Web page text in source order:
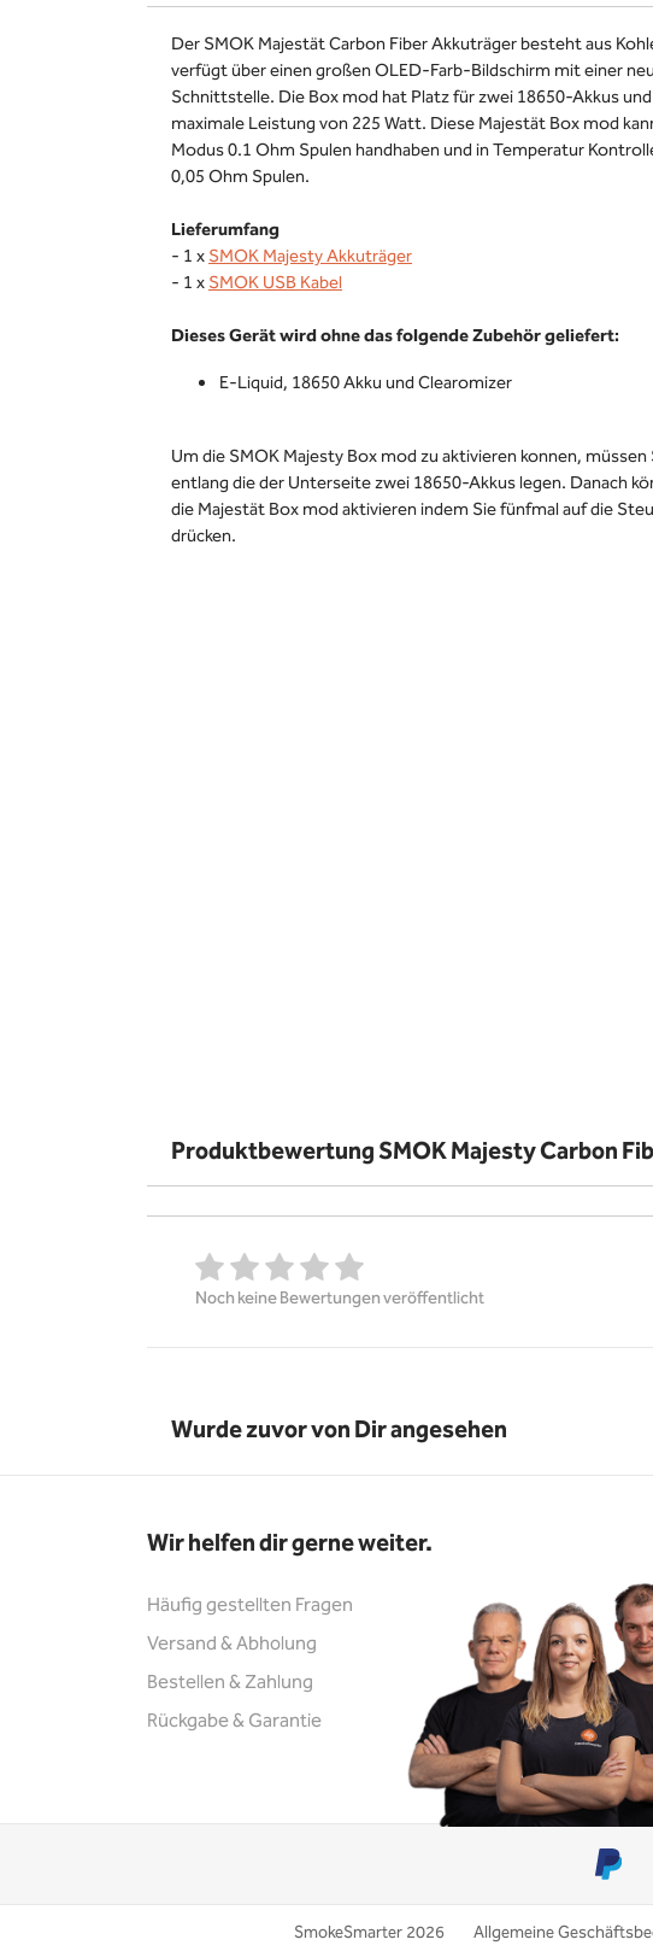
Der SMOK Majestät Carbon Fiber Akkuträger besteht aus
verfügt über einen großen OLED-Farb-Bildschirm mit einer
Schnittstelle. Die Box mod hat Platz für zwei 18650-Akkus
maximale Leistung von 225 Watt. Diese Majestät Box mod
Modus 0.1 Ohm Spulen handhaben und in Temperatur
0,05 Ohm Spulen.
Lieferumfang
- 1 xSMOK Majesty Akkuträger
- 1 xSMOK USB Kabel
Dieses Gerät wird ohne das folgende Zubehör geliefert:
E-Liquid, 18650 Akku und Clearomizer
Um die SMOK Majesty Box mod zu aktivieren konnen,
entlang die der Unterseite zwei 18650-Akkus legen. Danach
die Majestät Box mod aktivieren indem Sie fünfmal auf die
drücken.
Produktbewertung SMOK Majesty Carbon
Noch keine Bewertungen veröffentlicht
Wurde zuvor von Dir angesehen
Wir helfen dir gerne weiter.
Häufig gestellten Fragen
Versand & Abholung
Bestellen & Zahlung
Rückgabe & Garantie
SmokeSmarter 2026 Allgemeine